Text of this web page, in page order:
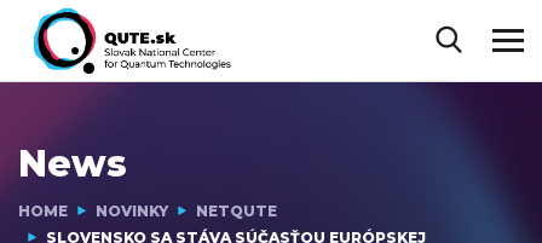
News
HOME NOVINKY
NETQUTE
SLOVENSKO SA STÁVA SÚČASŤOU EURÓPSKEJ